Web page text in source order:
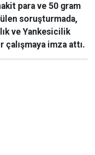
para ve 50 gram
soruşturmada,
ve Yankesicilik
imza attı.